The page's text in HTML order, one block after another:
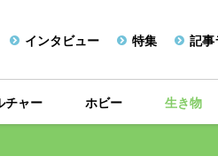
インタビュー 特集 記事
チャー ホビー 生き物